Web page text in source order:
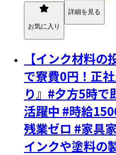
お気に入り
詳細を見る
【インク材料
で寮費0円！正
り』#夕方5時で
活躍中 #時給
残業ゼロ #家具
インクや塗料の